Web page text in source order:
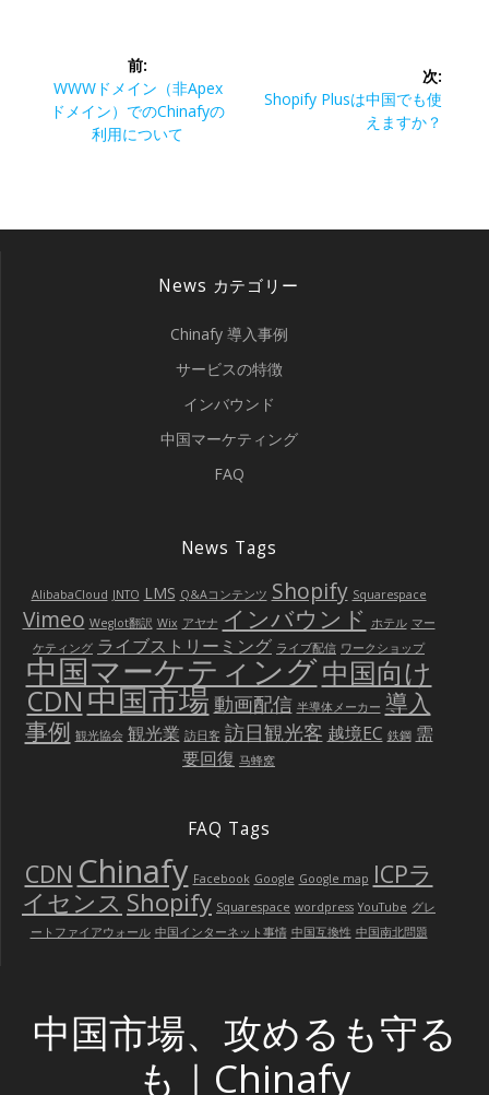
ゲ
前:
前
の
WWWドメイン（非Apex
ドメイン）でのChinafyの
利用について
次:
次
Shopify Plusは中国でも使
えますか？
News カテゴリー
Chinafy 導入事例
サービスの特徴
インバウンド
中国マーケティング
FAQ
News Tags
AlibabaCloud JNTO LMS Q&Aコンテンツ Shopify Squarespace
Vimeo Weglot翻訳 Wix アヤナ インバウンド ホテル マー
ケティング ライブストリーミング ライブ配信 ワークショップ
中国マーケティング中国向け
CDN中国市場動画配信 半導体メーカー 導入
事例 観光協会 観光業 訪日客 訪日観光客 越境EC 鉄鋼 需
要回復 马蜂窝
FAQ Tags
CDN Chinafy Facebook Google Google map ICPラ
イセンス Shopify Squarespace wordpress YouTube グレ
ートファイアウォール 中国インターネット事情 中国互換性 中国南北問題
中国市場、攻めるも守る
も｜Chinafy